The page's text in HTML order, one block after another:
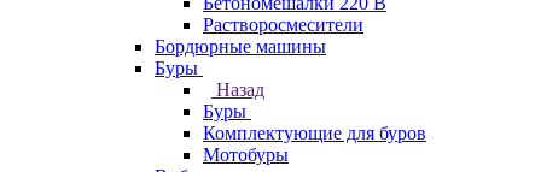
Растворосмесители
Бордюрные машины
Буры
Назад
Буры
Комплектующие для буров
Мотобуры